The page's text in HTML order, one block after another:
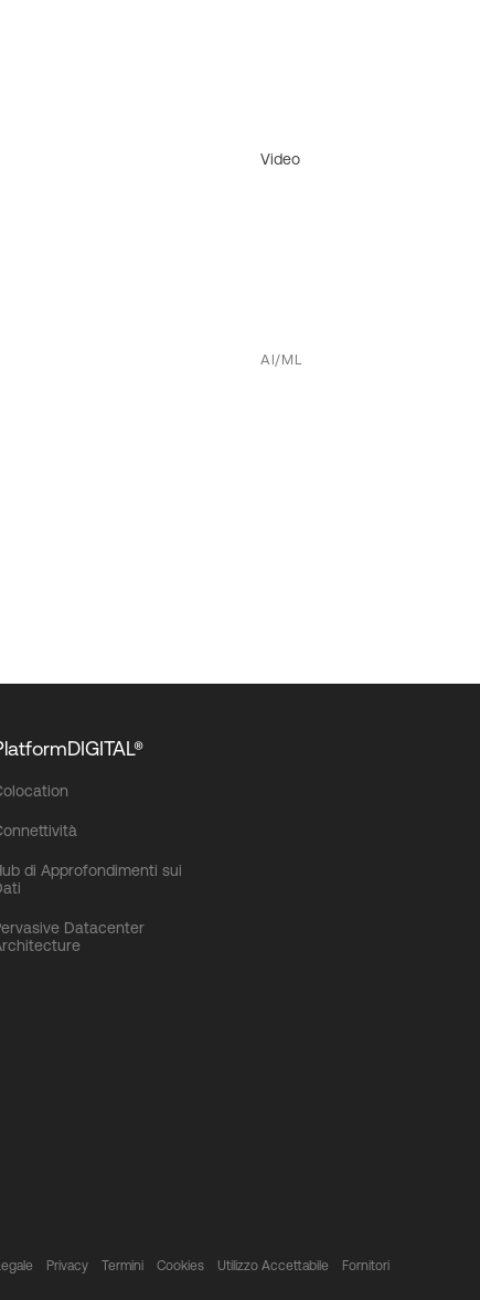
Video
AI/ML
di Approfondimenti sui
Datacenter
Privacy Termini Cookies Utilizzo Accettabile Fornitori